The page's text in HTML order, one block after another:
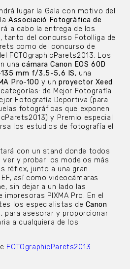
lugar la Gala con motivo del
laAssociació Fotogràfica de
a cabo la entrega de los
tanto del concurso Fotolliga de
como del concurso de
FOTOgraphicParets2013. Los
unacámara Canon EOS 60D
mm f/3,5-5,6 IS, una
Pro-100 y un proyector Xeed
de Mejor Fotografía
Fotografía Deportiva (para
fotográficas que exponen
y Premio especial
los estudios de fotografía el
con un stand donde todos
ver y probar los modelos más
réflex, junto a una gran
así como videocámaras
sin dejar a un lado las
PIXMA Pro. En el
los especialistas de Canon
, para asesorar y proporcionar
a cualquiera de los
FOTOgraphicParets2013